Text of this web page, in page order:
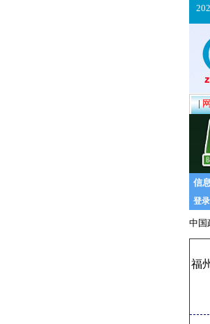
|
信
中国
福